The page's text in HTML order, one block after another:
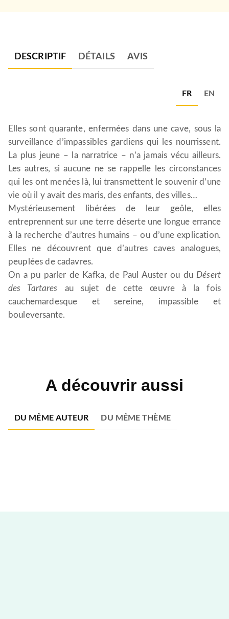
DESCRIPTIF DÉTAILS AVIS
FR EN
Elles sont quarante, enfermées dans une cave, sous la
surveillance d’impassibles gardiens qui les nourrissent.
La plus jeune – la narratrice – n’a jamais vécu ailleurs.
Les autres, si aucune ne se rappelle les circonstances
qui les ont menées là, lui transmettent le souvenir d’une
vie où il y avait des maris, des enfants, des villes…
Mystérieusement libérées de leur geôle, elles
entreprennent sur une terre déserte une longue errance
à la recherche d’autres humains – ou d’une explication.
Elles ne découvrent que d’autres caves analogues,
peuplées de cadavres.
On a pu parler de Kafka, de Paul Auster ou du Désert
des Tartares au sujet de cette œuvre à la fois
cauchemardesque et sereine, impassible et
bouleversante.
A découvrir aussi
DU MÊME AUTEUR DU MÊME THÈME